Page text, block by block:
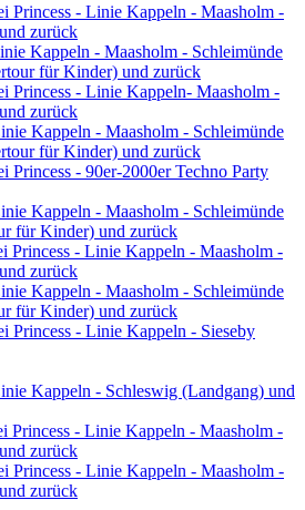
Princess - Linie Kappeln - Maasholm -
zurück
Kappeln - Maasholm - Schleimünde
für Kinder) und zurück
Princess - Linie Kappeln- Maasholm -
zurück
Kappeln - Maasholm - Schleimünde
für Kinder) und zurück
Princess - 90er-2000er Techno Party
Kappeln - Maasholm - Schleimünde
für Kinder) und zurück
Princess - Linie Kappeln - Maasholm -
zurück
Kappeln - Maasholm - Schleimünde
für Kinder) und zurück
Princess - Linie Kappeln - Sieseby
Kappeln - Schleswig (Landgang) und
Princess - Linie Kappeln - Maasholm -
zurück
Princess - Linie Kappeln - Maasholm -
zurück